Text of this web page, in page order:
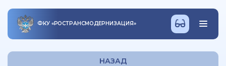
ФКУ «РОСТРАНСМОДЕРНИЗАЦИЯ»
НАЗАД